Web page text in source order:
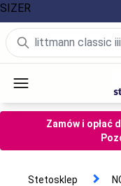
Zamów i opłać
Stetosklep
SIZER